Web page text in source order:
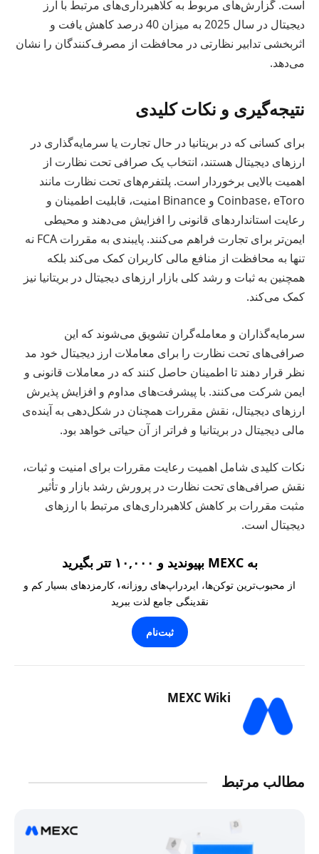
است. گزارش‌های مربوط به کلاهبرداری‌های مرتبط با ارز
دیجیتال در سال 2025 به میزان 40 درصد کاهش یافت و
اثربخشی تدابیر نظارتی در محافظت از مصرف‌کنندگان را نشان
می‌دهد.
نتیجه‌گیری و نکات کلیدی
برای کسانی که در بریتانیا در حال تجارت یا سرمایه‌گذاری در
ارزهای دیجیتال هستند، انتخاب یک صرافی تحت نظارت از
اهمیت بالایی برخوردار است. پلتفرم‌های تحت نظارت مانند
Coinbase، eToro و Binance امنیت، قابلیت اطمینان و
رعایت استانداردهای قانونی را افزایش می‌دهند و محیطی
ایمن‌تر برای تجارت فراهم می‌کنند. پایبندی به مقررات FCA نه
تنها به محافظت از منافع مالی کاربران کمک می‌کند بلکه
همچنین به ثبات و رشد کلی بازار ارزهای دیجیتال در بریتانیا نیز
کمک می‌کند.
سرمایه‌گذاران و معامله‌گران تشویق می‌شوند که این
صرافی‌های تحت نظارت را برای معاملات ارز دیجیتال خود مد
نظر قرار دهند تا اطمینان حاصل کنند که در معاملات قانونی و
ایمن شرکت می‌کنند. با پیشرفت‌های مداوم و افزایش پذیرش
ارزهای دیجیتال، نقش مقررات همچنان در شکل‌دهی به آینده‌ی
مالی دیجیتال در بریتانیا و فراتر از آن حیاتی خواهد بود.
نکات کلیدی شامل اهمیت رعایت مقررات برای امنیت و ثبات،
نقش صرافی‌های تحت نظارت در پرورش رشد بازار و تأثیر
مثبت مقررات بر کاهش کلاهبرداری‌های مرتبط با ارزهای
دیجیتال است.
به MEXC بپیوندید و ۱۰,۰۰۰ تتر بگیرید
از محبوب‌ترین توکن‌ها، ایردراپ‌های روزانه، کارمزدهای بسیار کم و
نقدینگی جامع لذت ببرید
ثبت‌نام
MEXC Wiki
مطالب مرتبط